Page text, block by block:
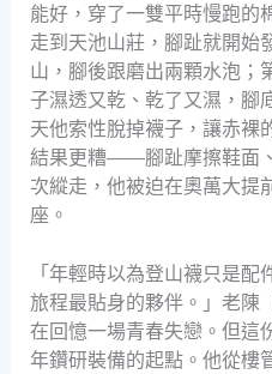
能好，穿了一雙平時慢跑的
走到天池山莊，腳趾就開始
山，腳後跟磨出兩顆水泡；
子濕透又乾、乾了又濕，腳
天他索性脫掉襪子，讓赤裸
結果更糟——腳趾摩擦鞋面
次縱走，他被迫在奧萬大提
座。
「年輕時以為登山襪只是
旅程最貼身的夥伴。」老陳
在回憶一場青春失戀。但這
年鑽研裝備的起點。他從樓